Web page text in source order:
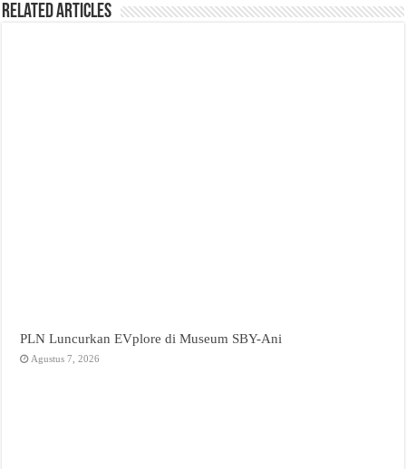
Related Articles
PLN Luncurkan EVplore di Museum SBY-Ani
Agustus 7, 2026